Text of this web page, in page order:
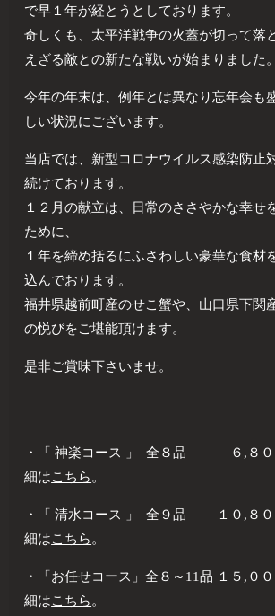
で早１年が経とうとしております。
奇しくも、太平洋戦争の火蓋が切って落
えざる敵との新たな戦いが始まりました。
今年の年末は、例年とは異なり忘年会も
しい状況にございます。
当店では、新型コロナウイルス感染防止
続けております。
１２月の献立は、日常のささやかな幸せ
ために、
１年を締め括るにふさわしい豪華な食材
込んでおります。
福井県越前町産のせこ蟹や、山口県下関
の悦びをご堪能頂けます。
是非ご賞味下さいませ。
・「 神楽コース 」 全８品 ６,８０
細はこちら 。
・「 清水コース 」 全９品 １０,８０
細はこちら 。
・「お任せコース」全８～11品 １５,０
細はこちら 。